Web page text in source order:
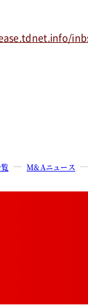
M&Aニュース